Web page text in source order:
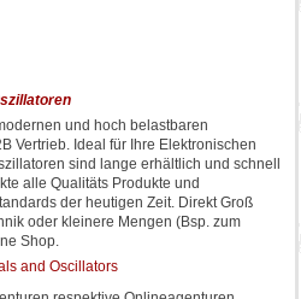
und hoch belastbaren
Vertrieb. Ideal für Ihre Elektronischen
sind lange erhältlich und schnell
alle Qualitäts Produkte und
der heutigen Zeit. Direkt Groß
oder kleinere Mengen (Bsp. zum
Shop.
and Oscillators